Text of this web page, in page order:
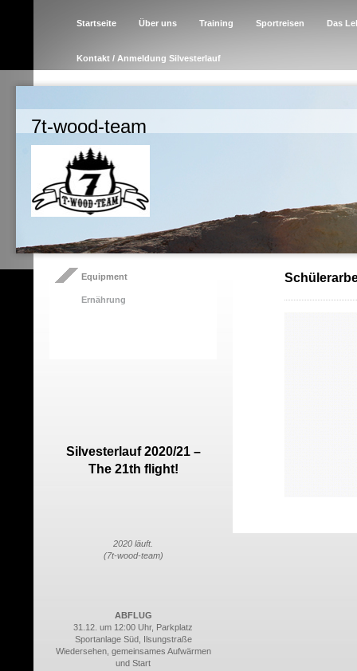
Startseite Über uns Training Sportreisen Das
Kontakt / Anmeldung Silvesterlauf
7t-wood-team
Equipment
Ernährung
Silvesterlauf 2020/21 –
The 21th flight!
2020 läuft.
(7t-wood-team)
ABFLUG
31.12. um 12:00 Uhr, Parkplatz
Sportanlage Süd, Ilsungstraße
Wiedersehen, gemeinsames Aufwärmen
und Start